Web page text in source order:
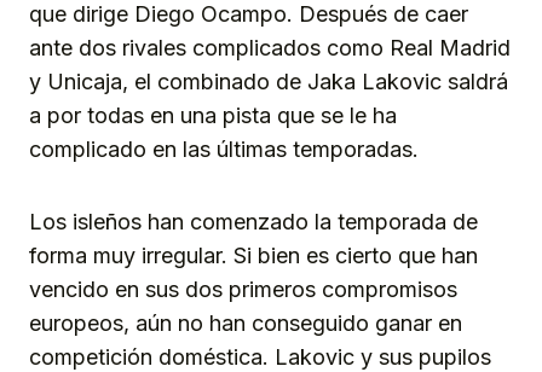
que dirige Diego Ocampo. Después de caer
ante dos rivales complicados como Real Madrid
y Unicaja, el combinado de Jaka Lakovic saldrá
a por todas en una pista que se le ha
complicado en las últimas temporadas.
Los isleños han comenzado la temporada de
forma muy irregular. Si bien es cierto que han
vencido en sus dos primeros compromisos
europeos, aún no han conseguido ganar en
competición doméstica. Lakovic y sus pupilos